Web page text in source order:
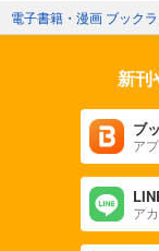
電子書籍・漫画 ブック
新刊
ブ
ア
ア